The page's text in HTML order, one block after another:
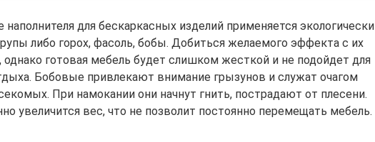
наполнителя для бескаркасных изделий применяется экологически
либо горох, фасоль, бобы. Добиться желаемого эффекта с их
готовая мебель будет слишком жесткой и не подойдет для
Бобовые привлекают внимание грызунов и служат очагом
При намокании они начнут гнить, пострадают от плесени.
увеличится вес, что не позволит постоянно перемещать мебель.